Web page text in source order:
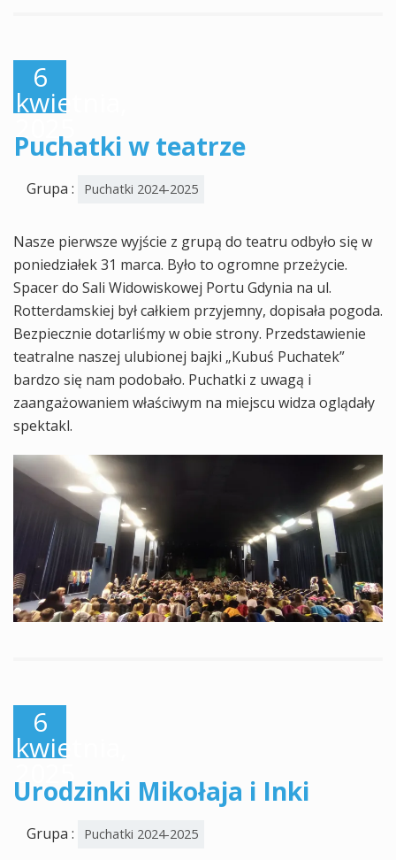
6
kwietnia,
2025
Puchatki w teatrze
Grupa : Puchatki 2024-2025
Nasze pierwsze wyjście z grupą do teatru odbyło się w
poniedziałek 31 marca. Było to ogromne przeżycie.
Spacer do Sali Widowiskowej Portu Gdynia na ul.
Rotterdamskiej był całkiem przyjemny, dopisała pogoda.
Bezpiecznie dotarliśmy w obie strony. Przedstawienie
teatralne naszej ulubionej bajki „Kubuś Puchatek”
bardzo się nam podobało. Puchatki z uwagą i
zaangażowaniem właściwym na miejscu widza oglądały
spektakl.
6
kwietnia,
2025
Urodzinki Mikołaja i Inki
Grupa : Puchatki 2024-2025